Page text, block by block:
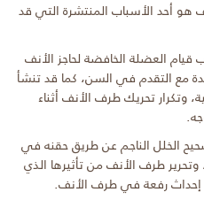
هو أحد الأسباب المنتشرة التي قد
قيام العضلة الخافضة لحاجز الأنف
مع التقدم في السن، كما قد تنشأ
وتكرار تحريك طرف الأنف أثناء
الخلل الناجم عن طريق حقنه في
وتحرير طرف الأنف من تأثيرها الذي
إحداث رفعة في طرف الأنف.